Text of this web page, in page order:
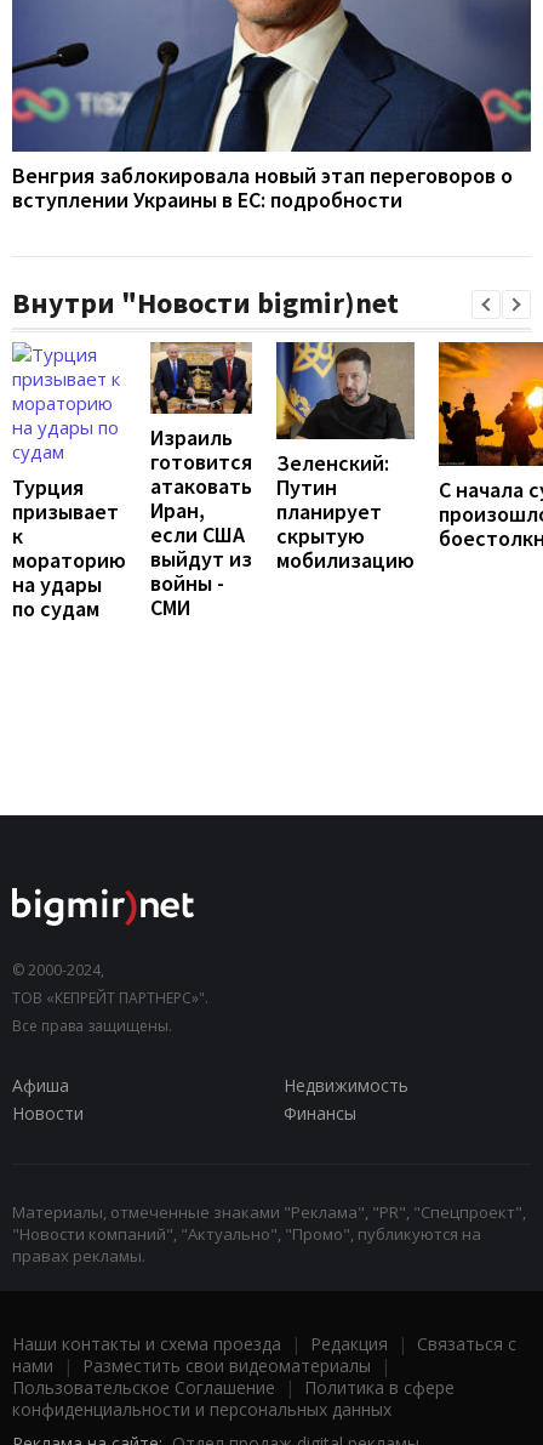
Венгрия заблокировала новый этап переговоров о
вступлении Украины в ЕС: подробности
Внутри "Новости bigmir)net
Турция
призывает
к
мораторию
на удары
по судам
Израиль
готовится
атаковать
Иран,
если США
выйдут из
войны -
СМИ
Зеленский:
Путин
планирует
скрытую
мобилизацию
С начала
© 2000-2024,
ТОВ «КЕПРЕЙТ ПАРТНЕРС»".
Все права защищены.
Афиша
Недвижимость
Новости
Финансы
Материалы, отмеченные знаками "Реклама", "PR", "Спецпроект",
"Новости компаний", "Актуально", "Промо", публикуются на
правах рекламы.
Наши контакты и схема проезда | Редакция | Связаться с
нами | Разместить свои видеоматериалы |
Пользовательское Соглашение |
Политика в сфере
конфиденциальности и персональных данных